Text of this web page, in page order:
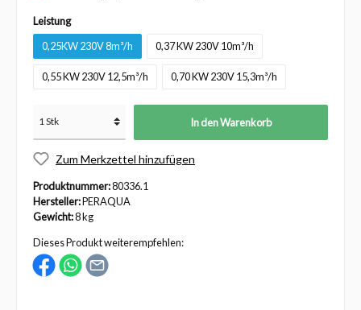
Leistung
0,25KW 230V 8m³/h
0,37 KW 230V 10m³/h
0,55 KW 230V 12,5m³/h 0,70 KW 230V 15,3m³/h
In den Warenkorb
Zum Merkzettel hinzufügen
Produktnummer:80336.1
Hersteller:PERAQUA
Gewicht:8 kg
Dieses Produkt weiterempfehlen: